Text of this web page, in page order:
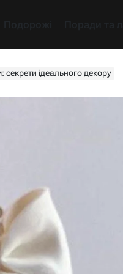
секрети ідеального декору